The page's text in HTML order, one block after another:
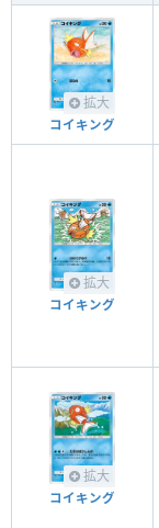
拡大
コイキング
拡大
コイキング
拡大
コイキング